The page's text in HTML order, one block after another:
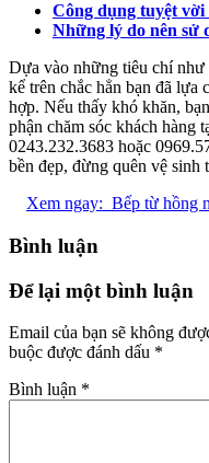
Công dụng tuyệt vời
Những lý do nên sử
Dựa vào những tiêu chí như
kể trên chắc hẳn bạn đã lựa
hợp. Nếu thấy khó khăn,
phận chăm sóc khách hàng
0243.232.3683 hoặc
bền đẹp, đừng quên vệ sinh
Xem ngay: Bếp từ hồng
Bình luận
Để lại một bình luận
Email của bạn sẽ không
buộc được đánh dấu *
Bình luận *